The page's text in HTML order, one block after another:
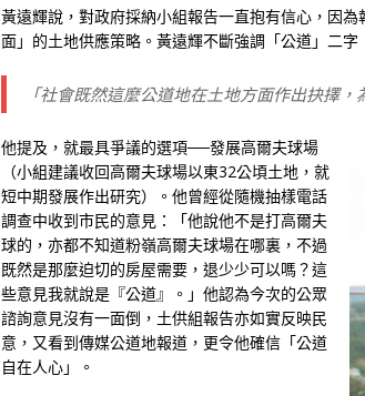
黃遠輝說，對政府採納小組報告一直抱有信心，因
面」的土地供應策略。黃遠輝不斷強調「公道」二字
「社會既然這麼公道地在土地方面作出抉擇，
他提及，就最具爭議的選項──發展高爾夫球場
（小組建議收回高爾夫球場以東32公頃土地，就
短中期發展作出研究）。他曾經從隨機抽樣電話
調查中收到市民的意見：「他說他不是打高爾夫
球的，亦都不知道粉嶺高爾夫球場在哪裏，不過
既然是那麼迫切的房屋需要，退少少可以嗎？這
些意見我就說是『公道』。」他認為今次的公眾
諮詢意見沒有一面倒，土供組報告亦如實反映民
意，又看到傳媒公道地報道，更令他確信「公道
自在人心」。